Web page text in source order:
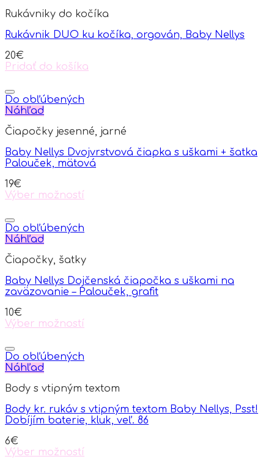
The
may
chosen
on
product
page
Rukávniky do kočíka
Rukávnik DUO ku kočíka, orgován, Baby Nellys
20€
Pridať do košíka
Do obľúbených
Náhľad
Čiapočky jesenné, jarné
Baby Nellys Dvojvrstvová čiapka s uškami + šatka
Palouček, mätová
19€
Výber možností
product
has
multiple
The
may
be
on
the
page
Do obľúbených
Náhľad
Čiapočky, šatky
Baby Nellys Dojčenská čiapočka s uškami na
zaväzovanie – Palouček, grafit
10€
Výber možností
product
has
multiple
The
may
be
on
the
Do obľúbených
Náhľad
Body s vtipným textom
Body kr. rukáv s vtipným textom Baby Nellys, Psst!
Dobíjím baterie, kluk, veľ. 86
6€
Výber možností